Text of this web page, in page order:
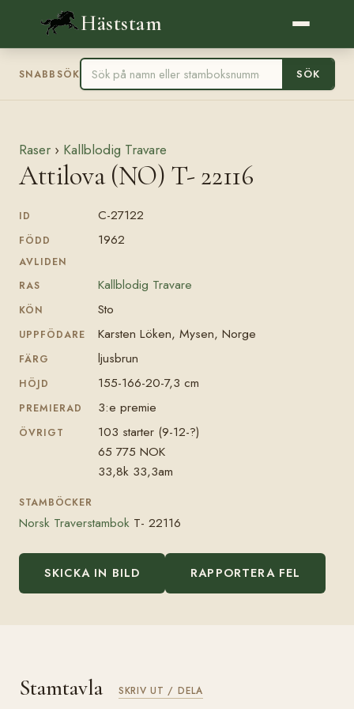
Häststam
SNABBSÖK SÖK
Raser › Kallblodig Travare
Attilova (NO) T- 22116
ID C-27122
FÖDD 1962
AVLIDEN
RAS
Kallblodig Travare
KÖN Sto
UPPFÖDARE Karsten Löken, Mysen, Norge
FÄRG ljusbrun
HÖJD 155-166-20-7,3 cm
PREMIERAD 3:e premie
ÖVRIGT
103 starter (9-12-?)
65 775 NOK
33,8k 33,3am
STAMBÖCKER
Norsk Traverstambok T- 22116
SKICKA IN BILD RAPPORTERA FEL
Stamtavla SKRIV UT / DELA